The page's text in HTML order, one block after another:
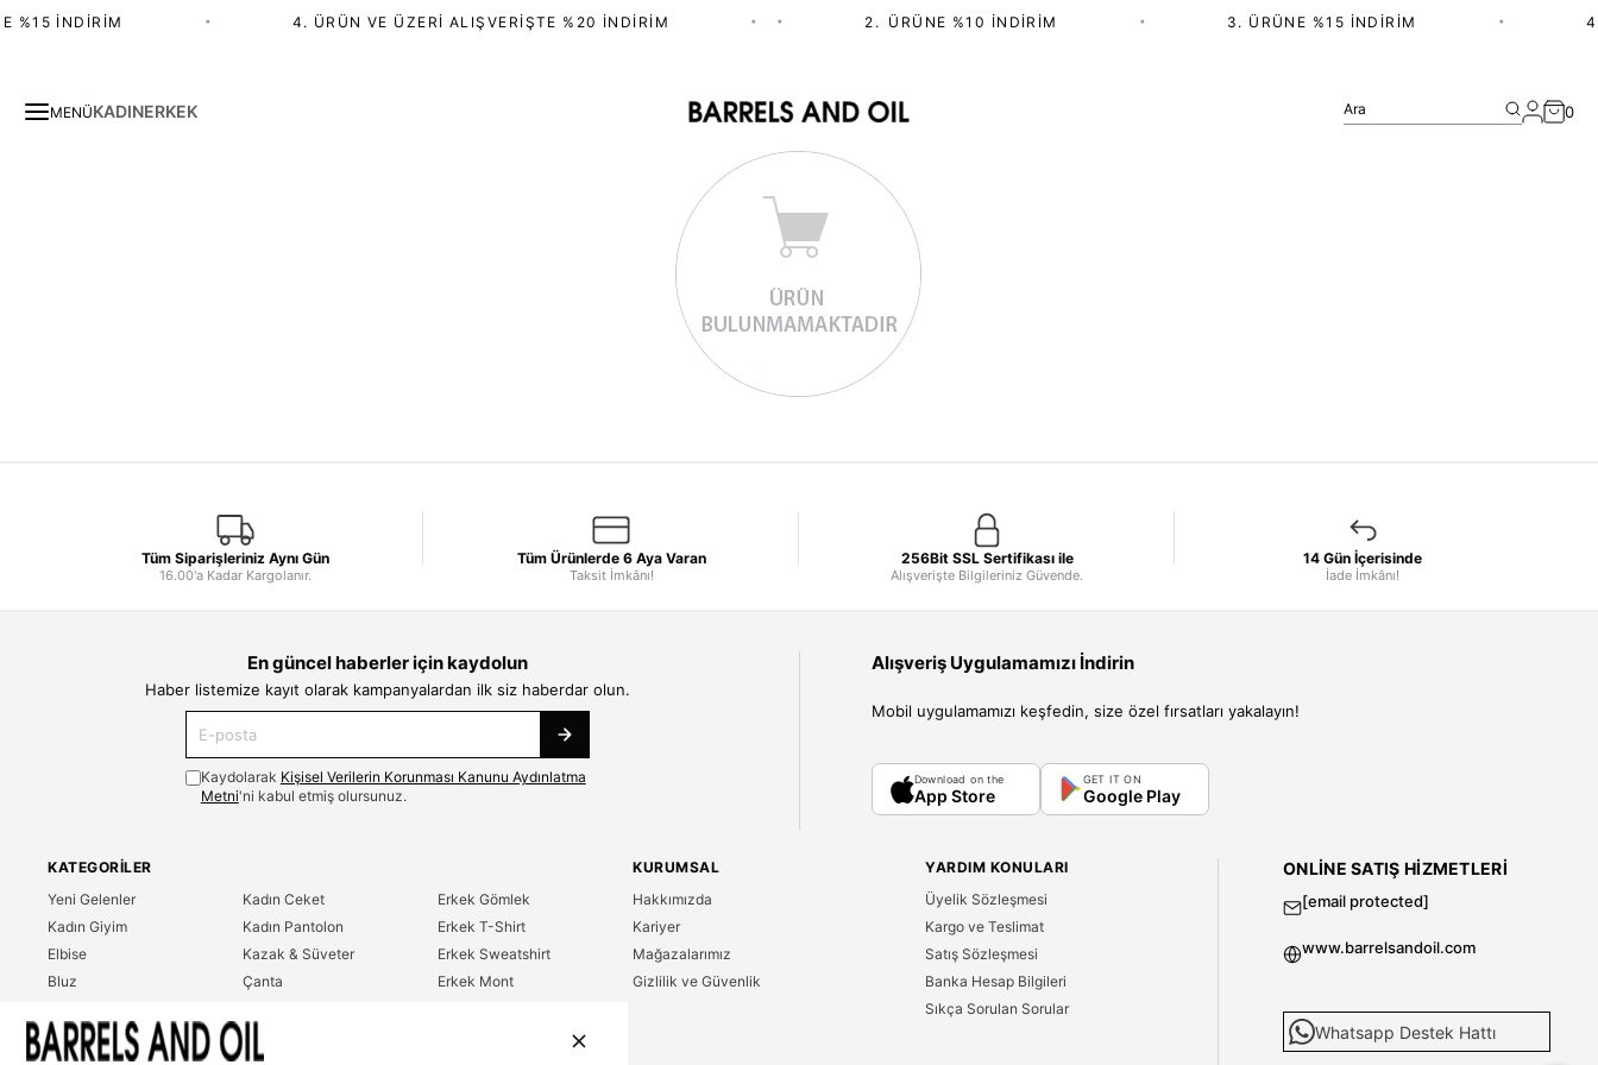
%15 İNDIRIM 4. ÜRÜN VE ÜZERI ALIŞVERIŞTE %20 İNDIRIM 2.⁠ ⁠ÜRÜNE %10 İNDIRIM 3. ÜRÜNE %15 İNDIRIM
MENÜKADINERKEK Ara 0
Tüm Siparişleriniz Aynı Gün
16.00'a Kadar Kargolanır.
Tüm Ürünlerde 6 Aya Varan
Taksit İmkânı!
256Bit SSL Sertifikası ile
Alışverişte Bilgileriniz Güvende.
14 Gün İçerisinde
İade İmkânı!
En güncel haberler için kaydolun
Haber listemize kayıt olarak kampanyalardan ilk siz haberdar olun.
Kaydolarak Kişisel Verilerin Korunması Kanunu Aydınlatma
Metni'ni kabul etmiş olursunuz.
Alışveriş Uygulamamızı İndirin
Mobil uygulamamızı keşfedin, size özel fırsatları yakalayın!
Download on the
App Store
GET IT ON
Google Play
KATEGORILER
Yeni Gelenler
Kadın Giyim
Elbise
Bluz
T-Shirt
Kadın Ceket
Kadın Pantolon
Kazak & Süveter
Çanta
Erkek Gömlek
Erkek T-Shirt
Erkek Sweatshirt
Erkek Mont
KURUMSAL
Hakkımızda
Kariyer
Mağazalarımız
Gizlilik ve Güvenlik
YARDIM KONULARI
Üyelik Sözleşmesi
Kargo ve Teslimat
Satış Sözleşmesi
Banka Hesap Bilgileri
Sıkça Sorulan Sorular
ONLINE SATIŞ HIZMETLERI
[email protected]
www.barrelsandoil.com
Whatsapp Destek Hattı